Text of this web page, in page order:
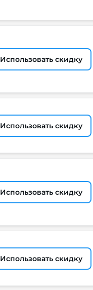
Использовать скидку
Использовать скидку
Использовать скидку
Использовать скидку